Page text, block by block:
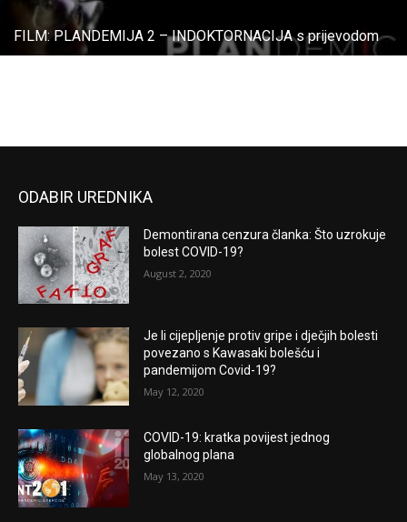
FILM: PLANDEMIJA 2 – INDOKTORNACIJA s prijevodom
ODABIR UREDNIKA
Demontirana cenzura članka: Što uzrokuje
bolest COVID-19?
August 2, 2020
Je li cijepljenje protiv gripe i dječjih bolesti
povezano s Kawasaki bolešću i
pandemijom Covid-19?
May 12, 2020
COVID-19: kratka povijest jednog
globalnog plana
May 13, 2020